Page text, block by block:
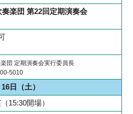
楽団 第22回定期演奏会
団 定期演奏会実行委員長
5010
16日
（土）
15:30開場）